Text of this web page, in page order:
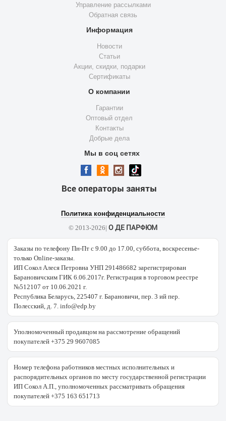
Управление рассылками
Обратная связь
Информация
Новости
Статьи
Акции, скидки, подарки
Сертификаты
О компании
Гарантии
Оптовый отдел
Контакты
Добрые дела
Мы в соц сетях
Все операторы заняты
Политика конфиденциальности
© 2013-2026| О ДЕ ПАРФЮМ
Заказы по телефону Пн-Пт с 9.00 до 17.00, суббота, воскресенье-
только Online-заказы.
ИП Сокол Алеся Петровна УНП 291486682 зарегистрирован
Барановичским ГИК 6.06.2017г. Регистрация в торговом реестре
№512107 от 10.06.2021 г.
Республика Беларусь, 225407 г. Барановичи, пер. 3 ий пер.
Полесский, д. 7. info@edp.by
Уполномоченный продавцом на рассмотрение обращений
покупателей +375 29 9607085
Номер телефона работников местных исполнительных и
распорядительных органов по месту государственной регистрации
ИП Сокол А.П., уполномоченных рассматривать обращения
покупателей +375 163 651713